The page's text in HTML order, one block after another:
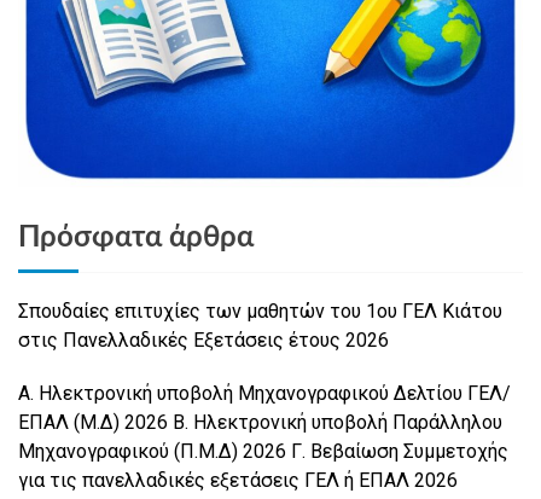
Πρόσφατα άρθρα
Σπουδαίες επιτυχίες των μαθητών του 1ου ΓΕΛ Κιάτου
στις Πανελλαδικές Εξετάσεις έτους 2026
Α. Ηλεκτρονική υποβολή Μηχανογραφικού Δελτίου ΓΕΛ/
ΕΠΑΛ (Μ.Δ) 2026 Β. Ηλεκτρονική υποβολή Παράλληλου
Μηχανογραφικού (Π.Μ.Δ) 2026 Γ. Βεβαίωση Συμμετοχής
για τις πανελλαδικές εξετάσεις ΓΕΛ ή ΕΠΑΛ 2026